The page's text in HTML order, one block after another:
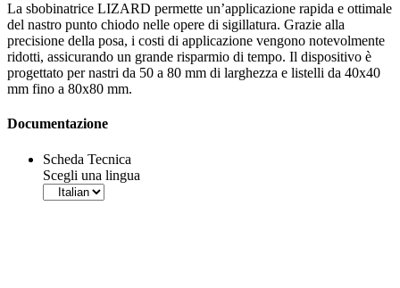
La sbobinatrice LIZARD permette un’applicazione rapida e ottimale
del nastro punto chiodo nelle opere di sigillatura. Grazie alla
precisione della posa, i costi di applicazione vengono notevolmente
ridotti, assicurando un grande risparmio di tempo. Il dispositivo è
progettato per nastri da 50 a 80 mm di larghezza e listelli da 40x40
mm fino a 80x80 mm.
Documentazione
Scheda Tecnica
Scegli una lingua